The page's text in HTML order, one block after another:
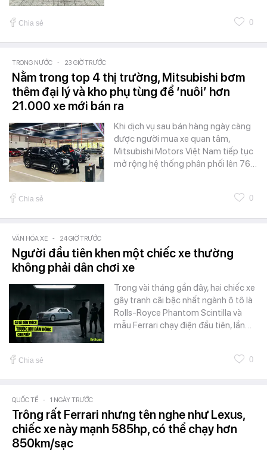
Chia sẻ 0
TRONG NƯỚC - 23 GIỜ TRƯỚC
Nằm trong top 4 thị trường, Mitsubishi bơm
thêm đại lý và kho phụ tùng để ‘nuôi’ hơn
21.000 xe mới bán ra
Khi dịch vụ sau bán hàng ngày càng
được người mua xe quan tâm,
Mitsubishi Motors Việt Nam tiếp tục
mở rộng hệ thống phân phối lên 76…
Chia sẻ 0
VĂN HÓA XE - 24 GIỜ TRƯỚC
Người đầu tiên khen một chiếc xe thường
không phải dân chơi xe
Trong vài tháng gần đây, hai chiếc xe
gây tranh cãi bậc nhất ngành ô tô là
Rolls-Royce Phantom Scintilla và
mẫu Ferrari chạy điện đầu tiên, lần…
Chia sẻ 0
QUỐC TẾ - 1 NGÀY TRƯỚC
Trông rất Ferrari nhưng tên nghe như Lexus,
chiếc xe này mạnh 585hp, có thể chạy hơn
850km/sạc